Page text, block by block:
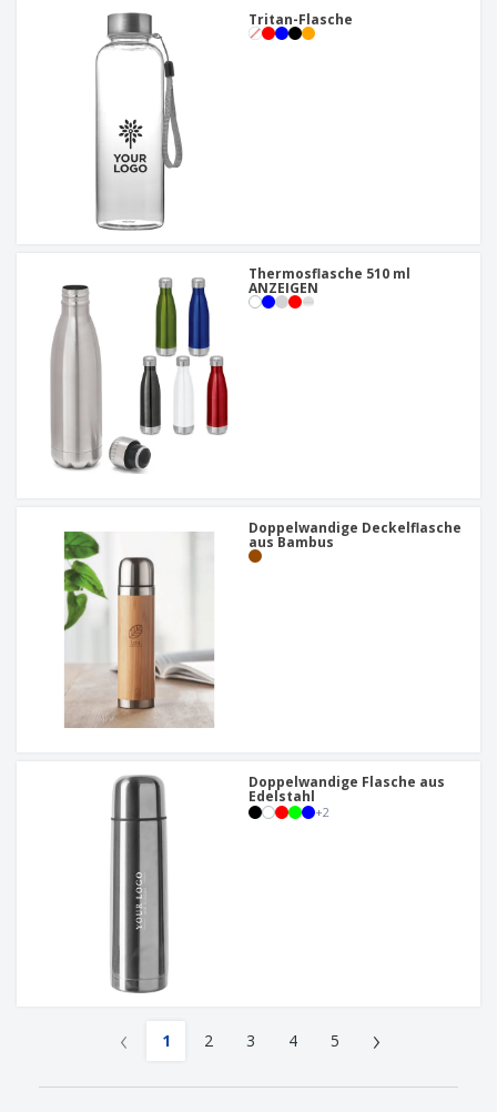
Tritan-Flasche
Thermosflasche 510 ml
ANZEIGEN
Doppelwandige Deckelflasche
aus Bambus
Doppelwandige Flasche aus
Edelstahl
+2
‹ 1 2 3 4 5 ›